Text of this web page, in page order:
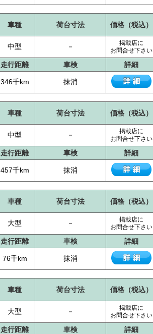
車種 荷台寸法 価格（税込）
中型 －
掲載店に
お問合せ下さい
走行距離 車検 詳細
346千km 抹消
車種 荷台寸法 価格（税込）
中型 －
掲載店に
お問合せ下さい
走行距離 車検 詳細
457千km 抹消
車種 荷台寸法 価格（税込）
大型 －
掲載店に
お問合せ下さい
走行距離 車検 詳細
76千km 抹消
車種 荷台寸法 価格（税込）
大型 －
掲載店に
お問合せ下さい
走行距離 車検 詳細